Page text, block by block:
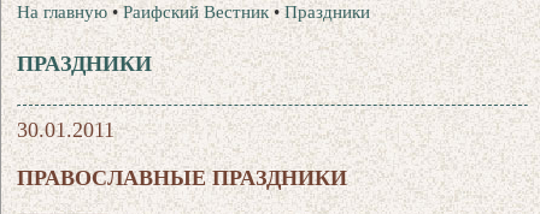
На главную •Раифский Вестник •Праздники
ПРАЗДНИКИ
30.01.2011
ПРАВОСЛАВНЫЕ ПРАЗДНИКИ